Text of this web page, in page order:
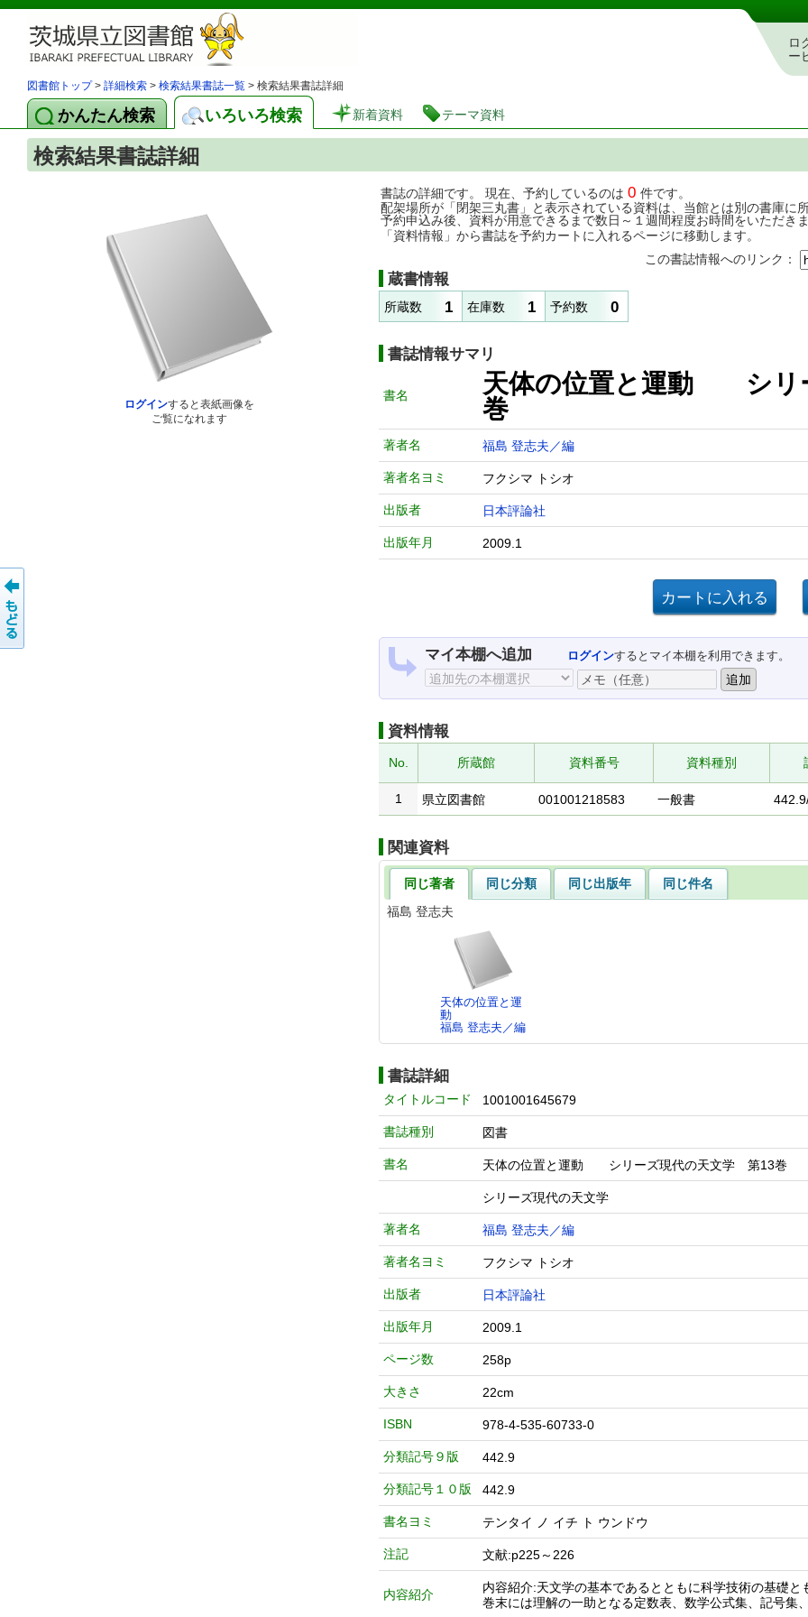
茨城県立図書館 蔵書検索・予約システム
ロ
ー
図書館トップ> 詳細検索 > 検索結果書誌一覧 > 検索結果書誌詳細
かんたん検索 いろいろ検索 新着資料 テーマ資料
検索結果書誌詳細
ログインすると表紙画像を
ご覧になれます
書誌の詳細です。 現在、予約しているのは 0 件です。
配架場所が「閉架三丸書」と表示されている資料は、当館とは別の書庫に
予約申込み後、資料が用意できるまで数日～１週間程度お時間をいただきま
「資料情報」から書誌を予約カートに入れるページに移動します。
この書誌情報へのリンク：
蔵書情報
所蔵数 1 在庫数 1 予約数 0
書誌情報サマリ
書名
天体の位置と運動 シリ
巻
著者名 福島 登志夫／編
著者名ヨミ フクシマ トシオ
出版者 日本評論社
出版年月 2009.1
マイ本棚へ追加 ログインするとマイ本棚を利用できます。
資料情報
No. 所蔵館 資料番号 資料種別
1
県立図書館 001001218583 一般書
関連資料
同じ著者 同じ分類 同じ出版年
同じ件名
福島 登志夫
天体の位置と運
動
福島 登志夫／編
書誌詳細
タイトルコード 1001001645679
書誌種別 図書
書名 天体の位置と運動 シリーズ現代の天文学 第13
シリーズ現代の天文学
著者名 福島 登志夫／編
著者名ヨミ フクシマ トシオ
出版者 日本評論社
出版年月 2009.1
ページ数 258p
大きさ 22cm
ISBN 978-4-535-60733-0
分類記号９版 442.9
分類記号１０版 442.9
書名ヨミ テンタイ ノ イチ ト ウンドウ
注記 文献:p225～226
内容紹介
内容紹介:天文学の基本であるとともに科学技術の基礎
巻末には理解の一助となる定数表、数学公式集、記号集